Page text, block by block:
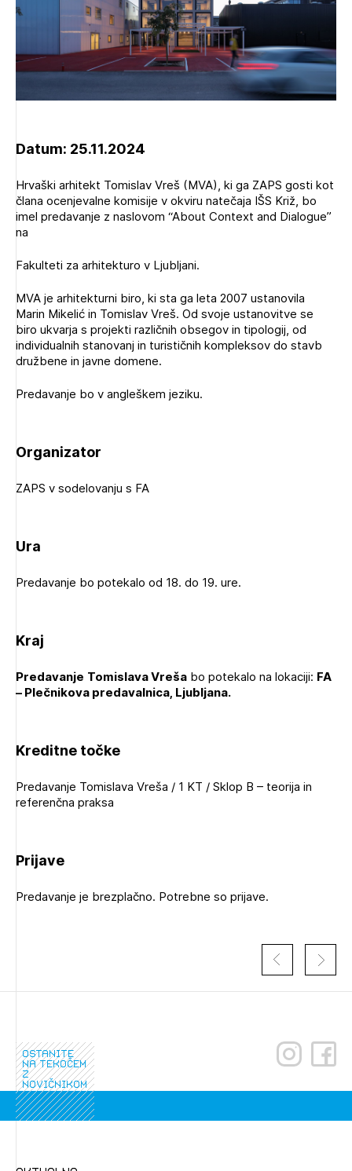
POZABLJENO GESLO
REGISTRIRAJTE SE
Datum: 25.11.2024
Hrvaški arhitekt Tomislav Vreš (MVA), ki ga ZAPS gosti kot
člana ocenjevalne komisije v okviru natečaja IŠS Križ, bo
imel predavanje z naslovom “About Context and Dialogue”
na
Fakulteti za arhitekturo v Ljubljani.
MVA je arhitekturni biro, ki sta ga leta 2007 ustanovila
Marin Mikelić in Tomislav Vreš. Od svoje ustanovitve se
biro ukvarja s projekti različnih obsegov in tipologij, od
individualnih stanovanj in turističnih kompleksov do stavb
družbene in javne domene.
Predavanje bo v angleškem jeziku.
Organizator
ZAPS v sodelovanju s FA
Ura
Predavanje bo potekalo od 18. do 19. ure.
Kraj
Predavanje Tomislava Vreša bo potekalo na lokaciji: FA
– Plečnikova predavalnica, Ljubljana.
Kreditne točke
Predavanje Tomislava Vreša / 1 KT / Sklop B – teorija in
referenčna praksa
Prijave
Predavanje je brezplačno. Potrebne so prijave.
Plačnik je podjetje
PRIJAVITE SE
ostanite
na tekočem
z
novičnikom
Novičnik natečajev
Tedenski novičnik javnih naročil
Dnevne medijske objave
NAPREJ